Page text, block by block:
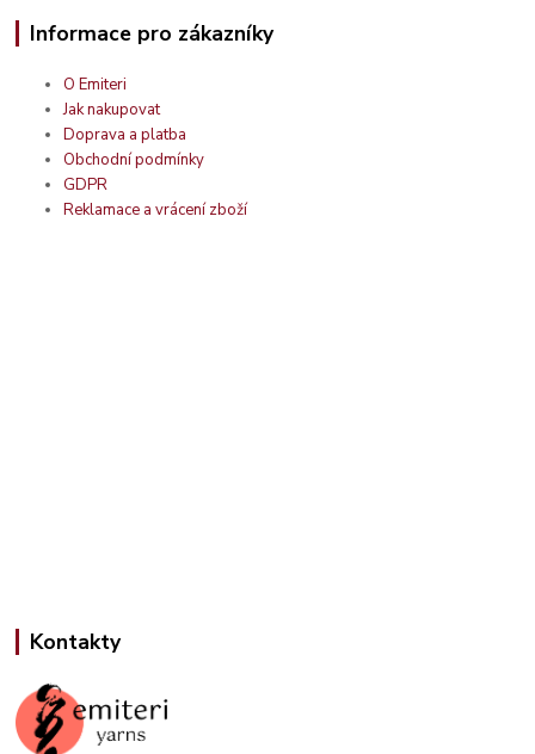
Informace pro zákazníky
O Emiteri
Jak nakupovat
Doprava a platba
Obchodní podmínky
GDPR
Reklamace a vrácení zboží
Kontakty